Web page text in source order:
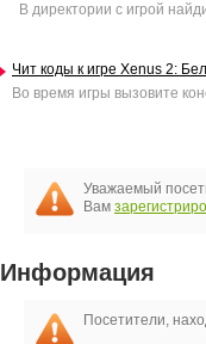
В директории с игрой
Чит коды к игре Xenus 2:
Во время игры вызовите
Уважаемый
Вам
Информация
Посетители,